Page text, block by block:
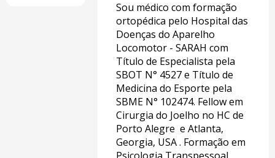
Sou médico com formação
ortopédica pelo Hospital das
Doenças do Aparelho
Locomotor - SARAH com
Título de Especialista pela
SBOT N° 4527 e Título de
Medicina do Esporte pela
SBME N° 102474. Fellow em
Cirurgia do Joelho no HC de
Porto Alegre e Atlanta,
Georgia, USA . Formação em